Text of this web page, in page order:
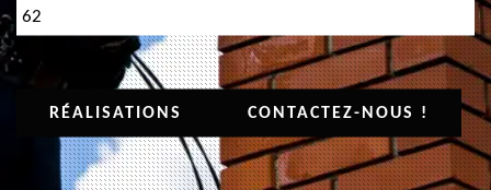
62
RÉALISATIONS CONTACTEZ-NOUS !